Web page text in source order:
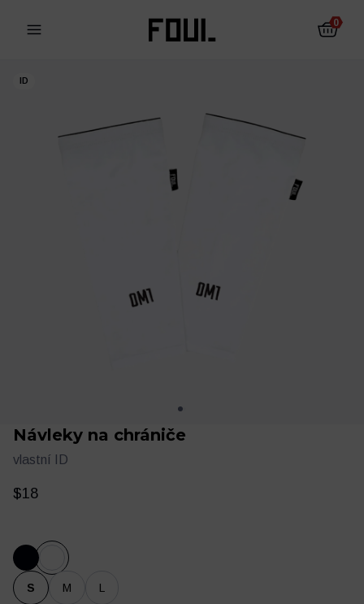
0
ID
Návleky na chrániče
vlastní ID
$18
S M L